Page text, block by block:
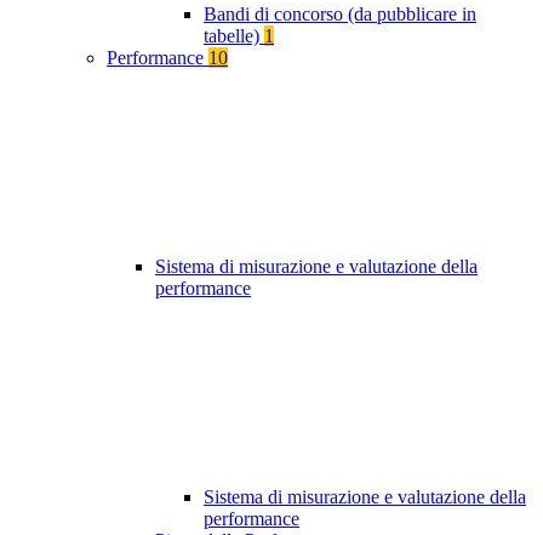
Bandi di concorso (da pubblicare in
tabelle) 1
Performance 10
Sistema di misurazione e valutazione della
performance
Sistema di misurazione e valutazione della
performance